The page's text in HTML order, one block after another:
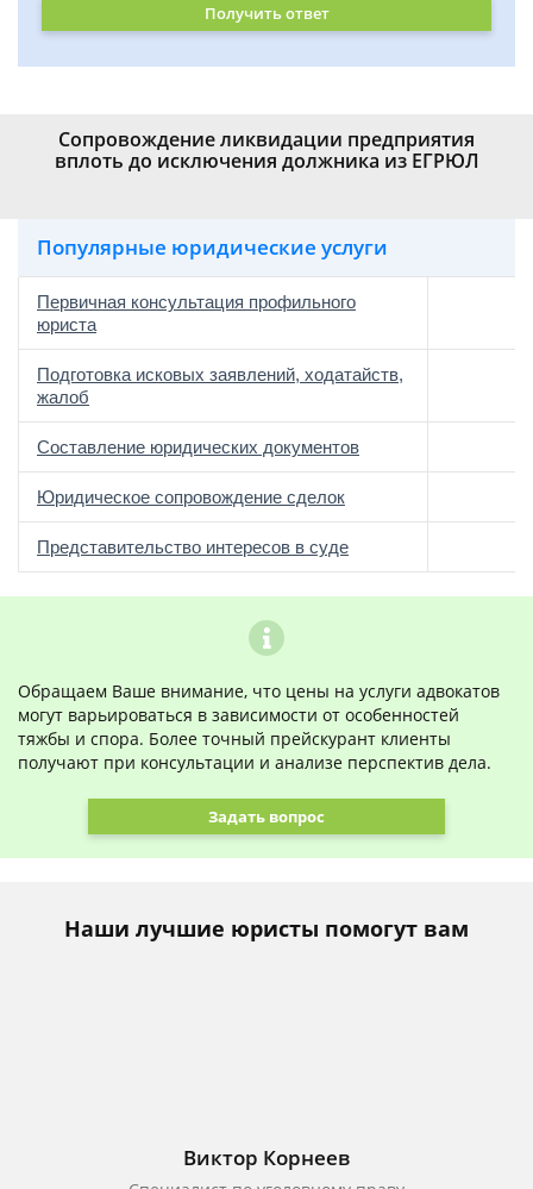
Получить ответ
Сопровождение ликвидации предприятия
вплоть до исключения должника из ЕГРЮЛ
Популярные юридические услуги
Первичная консультация профильного
юриста
Подготовка исковых заявлений, ходатайств,
жалоб
Составление юридических документов
Юридическое сопровождение сделок
Представительство интересов в суде
Обращаем Ваше внимание, что цены на услуги адвокатов
могут варьироваться в зависимости от особенностей
тяжбы и спора. Более точный прейскурант клиенты
получают при консультации и анализе перспектив дела.
Задать вопрос
Наши лучшие юристы помогут вам
Виктор Корнеев